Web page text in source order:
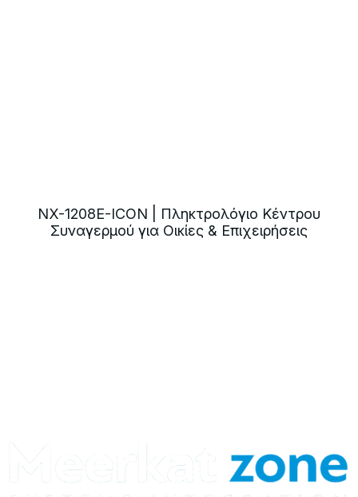
NX-1208E-ICON | Πληκτρολόγιο Κέντρου
Συναγερμού για Οικίες & Επιχειρήσεις